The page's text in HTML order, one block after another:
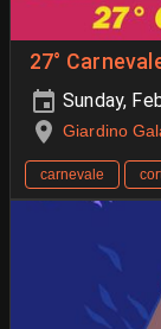
27°
Sunday,
Giardino
carnevale